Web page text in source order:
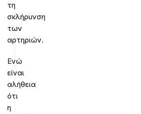
τη
σκλήρυνση
των
αρτηριών.
Ενώ
είναι
αλήθεια
ότι
η